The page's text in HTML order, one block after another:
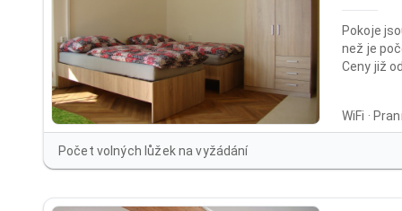
Pokoje
než je
Ceny již
/osoba /
lůžko /
WiFi ·
Počet volných lůžek na vyžádání